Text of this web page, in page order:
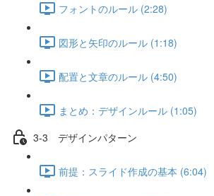
フォントのルール (2:28)
図形と矢印のルール (1:18)
配置と文章のルール (4:50)
まとめ：デザインルール (1:05)
3-3 デザインパターン
前提：スライド作成の基本 (6:04)